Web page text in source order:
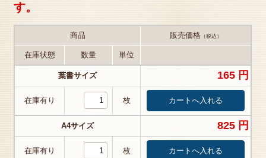
す。
商品 販売価格（税込）
在庫状態 数量 単位
葉書サイズ 165 円
在庫有り 枚
A4サイズ 825 円
在庫有り 枚